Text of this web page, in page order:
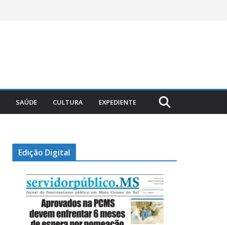
SAÚDE CULTURA EXPEDIENTE
Edição Digital